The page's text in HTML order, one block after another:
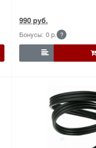
990 руб.
Бонусы: 0 р. ?
